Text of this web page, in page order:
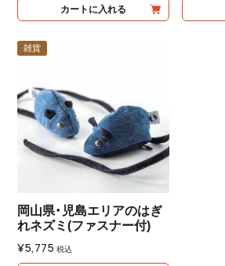
カートに入れる
雑貨
岡山県・児島エリアのはぎ
れネズミ(ファスナー付)
¥5,775 税込